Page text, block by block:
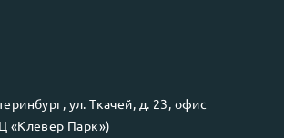
, ул.Ткачей, д. 23, офис
«Клевер Парк»)